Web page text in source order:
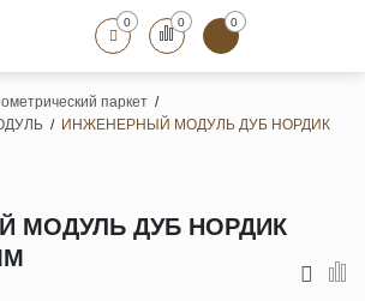
0 0 0
паркет /
/ ИНЖЕНЕРНЫЙ МОДУЛЬ ДУБ НОРДИК
МОДУЛЬ ДУБ НОРДИК